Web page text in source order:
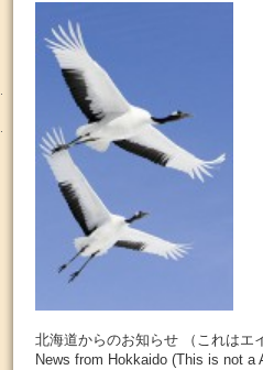
北海道からのお知らせ （これはエ
News from Hokkaido (This is not a